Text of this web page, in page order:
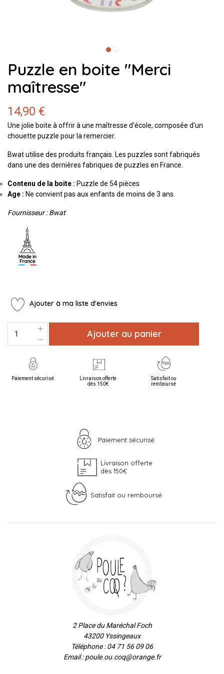
Puzzle en boite "Merci
maîtresse"
14,90 €
Une jolie boite à offrir à une maîtresse d'école, composée d'un
chouette puzzle pour la remercier.
Bwat utilise des produits français. Les puzzles sont fabriqués
dans une des dernières fabriques de puzzles en France.
Contenu de la boite : Puzzle de 54 pièces
Age : Ne convient pas aux enfants de moins de 3 ans.
Fournisseur : Bwat
Ajouter à ma liste d'envies
Ajouter au panier
Paiement sécurisé
Livraison offerte
dès 150€
Satisfait ou
remboursé
Paiement sécurisé
Livraison offerte
dès 150€
Satisfait ou remboursé
2 Place du Maréchal Foch
43200 Yssingeaux
Téléphone : 04 71 56 09 06
Email : poule.ou.coq@orange.fr